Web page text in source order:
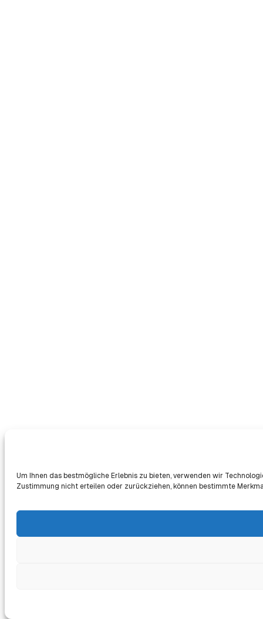
Um Ihnen das bestmögliche Erlebnis zu bieten, verwenden wir
Zustimmung nicht erteilen oder zurückziehen, können bestimmte